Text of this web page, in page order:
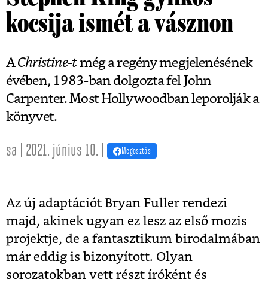
kocsija ismét a vásznon
AChristine-tmég a regény megjelenésének
évében, 1983-ban dolgozta fel John
Carpenter. Most Hollywoodban leporolják a
könyvet.
sa | 2021. június 10. | Megosztás
Az új adaptációt Bryan Fuller rendezi
majd, akinek ugyan ez lesz az első mozis
projektje, de a fantasztikum birodalmában
már eddig is bizonyított. Olyan
sorozatokban vett részt íróként és